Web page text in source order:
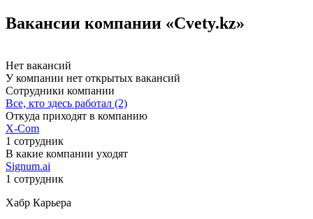
Вакансии компании «Cvety.kz»
Нет вакансий
У компании нет открытых вакансий
Сотрудники компании
Все, кто здесь работал (2)
Откуда приходят в компанию
X-Com
1 сотрудник
В какие компании уходят
Signum.ai
1 сотрудник
Хабр Карьера